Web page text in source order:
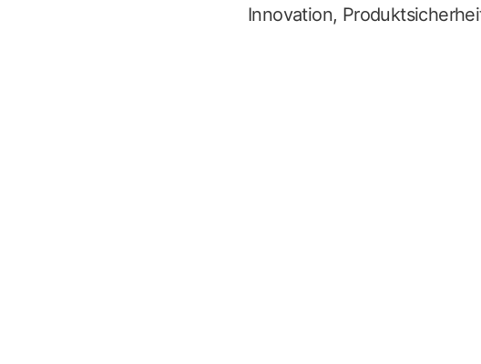
Innovation,